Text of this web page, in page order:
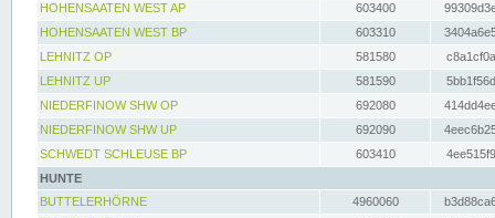
HOHENSAATEN WEST AP
603400
HOHENSAATEN WEST BP
603310
LEHNITZ OP
581580
LEHNITZ UP
581590
NIEDERFINOW SHW OP
692080
NIEDERFINOW SHW UP
692090
SCHWEDT SCHLEUSE BP
603410
HUNTE
BUTTELERHÖRNE
4960060